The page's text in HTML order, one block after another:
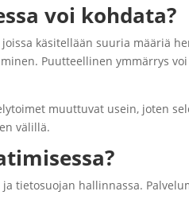
voi kohdata?
käsitellään suuria määriä
Puutteellinen ymmärrys
muuttuvat usein, joten
välillä.
hallinnassa.